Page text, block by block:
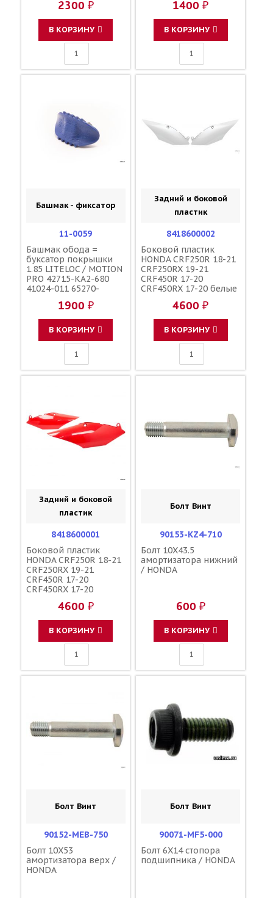
2300 ₽
В КОРЗИНУ
1400 ₽
В КОРЗИНУ
Башмак - фиксатор
11-0059
Башмак обода =
буксатор покрышки
1.85 LITELOC / MOTION
PRO 42715-KA2-680
41024-011 65270-
1900 ₽
В КОРЗИНУ
Задний и боковой
пластик
8418600002
Боковой пластик
HONDA CRF250R 18-21
CRF250RX 19-21
CRF450R 17-20
CRF450RX 17-20 белые
MKE-A00ZA 83510-
MKE-A00ZA
4600 ₽
В КОРЗИНУ
Задний и боковой
пластик
8418600001
Боковой пластик
HONDA CRF250R 18-21
CRF250RX 19-21
CRF450R 17-20
CRF450RX 17-20
83610-MKE-A00ZA
83510-MKE-A00ZA
4600 ₽
В КОРЗИНУ
Болт Винт
90153-KZ4-710
Болт 10X43.5
амортизатора нижний
/ HONDA
600 ₽
В КОРЗИНУ
Болт Винт
90152-MEB-750
Болт 10X53
амортизатора верх /
HONDA
Болт Винт
90071-MF5-000
Болт 6X14 стопора
подшипника / HONDA